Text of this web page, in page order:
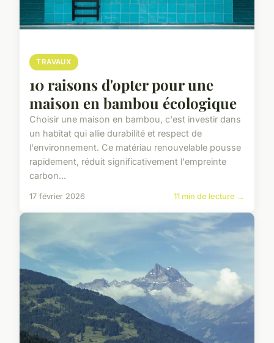
TRAVAUX
10 raisons d'opter pour une
maison en bambou écologique
Choisir une maison en bambou, c'est investir dans
un habitat qui allie durabilité et respect de
l'environnement. Ce matériau renouvelable pousse
rapidement, réduit significativement l'empreinte
carbon...
17 février 2026 11 min de lecture →